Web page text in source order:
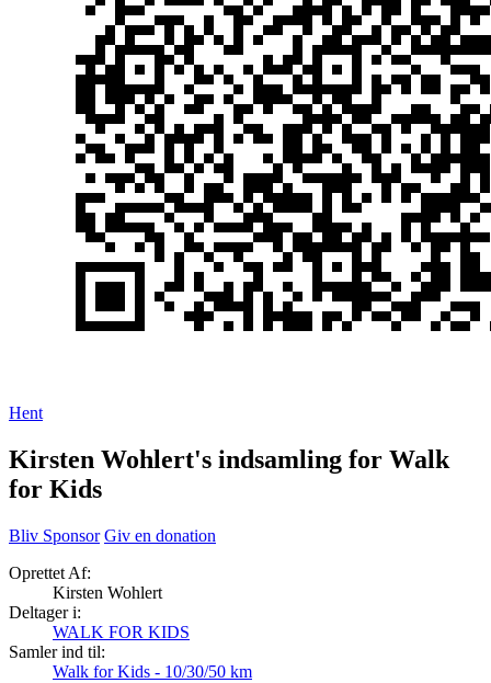
Hent
Kirsten Wohlert's indsamling for Walk
for Kids
Bliv Sponsor Giv en donation
Oprettet Af:
Kirsten Wohlert
Deltager i:
WALK FOR KIDS
Samler ind til:
Walk for Kids - 10/30/50 km